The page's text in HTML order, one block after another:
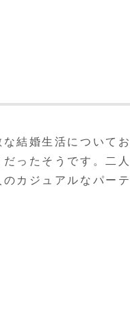
結婚生活について
ったそうです。二
カジュアルなパーテ